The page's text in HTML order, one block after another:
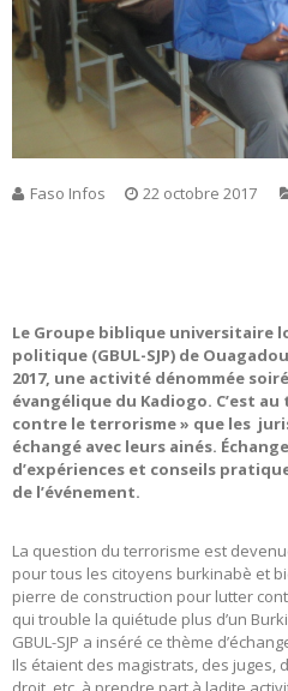
Faso Infos 22 octobre 2017
Le Groupe biblique universitaire
politique (GBUL-SJP) de
2017, une activité dénommée
évangélique du Kadiogo. C’est
contre le terrorisme » que les
échangé avec leurs ainés.
d’expériences et conseils
de l’événement.
La question du terrorisme est
pour tous les citoyens burkinabè et
pierre de construction pour lutter
qui trouble la quiétude plus d’un
GBUL-SJP a inséré ce thème
Ils étaient des magistrats, des juges,